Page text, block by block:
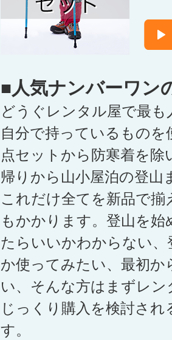
■人気ナンバーワン
どうぐレンタル屋で最
自分で持っているもの
点セットから防寒着を
帰りから山小屋泊の登山
これだけ全てを新品で
もかかります。登山を
たらいいかわからない
か使ってみたい、最初
い、そんな方はまずレ
じっくり購入を検討さ
す。